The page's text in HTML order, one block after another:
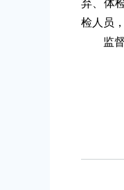
弃、体
检人员
监